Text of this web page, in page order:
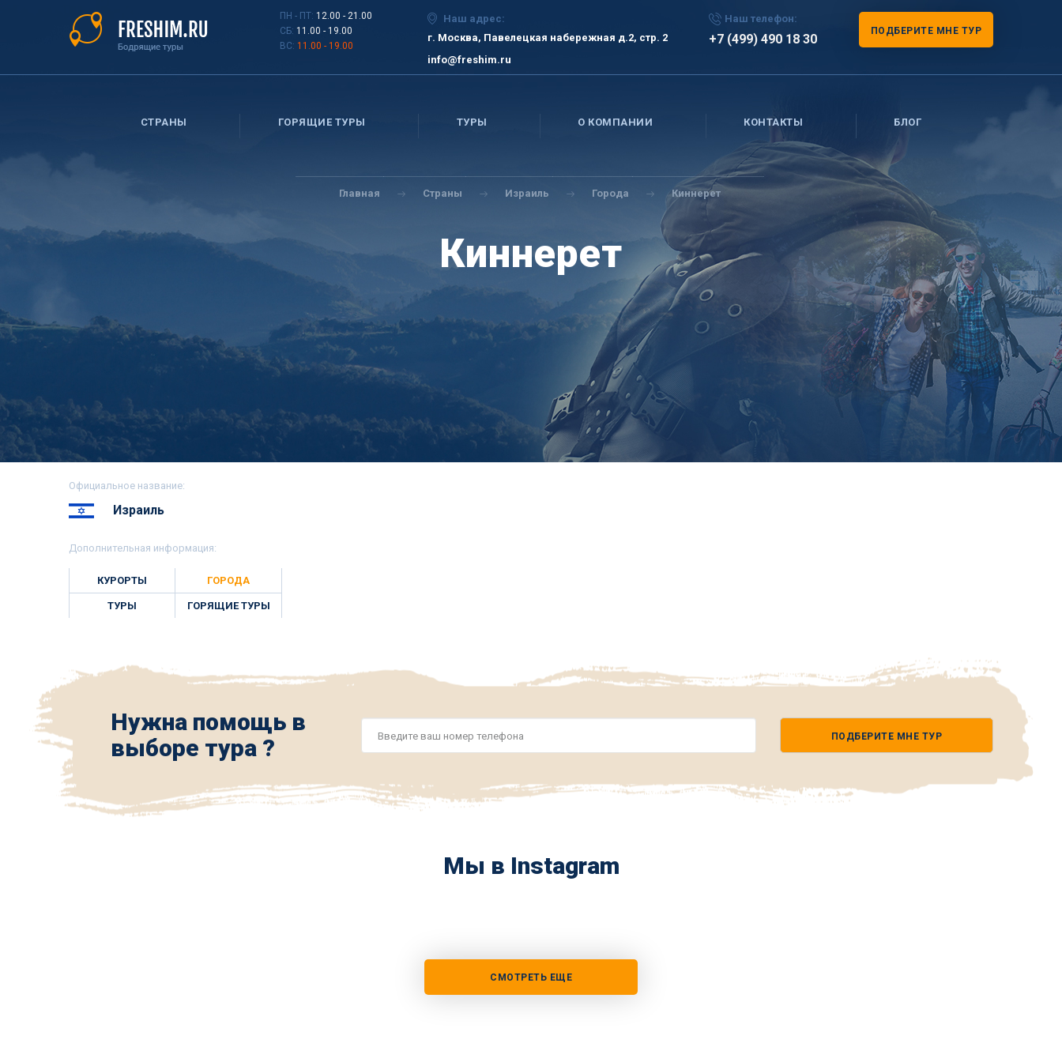
ПН - ПТ: 12.00 - 21.00
СБ: 11.00 - 19.00
ВС: 11.00 - 19.00
Наш адрес:
г. Москва, Павелецкая набережная д.2, стр. 2
info@freshim.ru
Наш телефон:
+7 (499) 490 18 30
ПОДБЕРИТЕ МНЕ ТУР
СТРАНЫ ГОРЯЩИЕ ТУРЫ ТУРЫ О КОМПАНИИ КОНТАКТЫ БЛОГ
Вы
здесь
Главная Страны Израиль Города Киннерет
Киннерет
Официальное название:
Израиль
Дополнительная информация:
КУРОРТЫ ГОРОДА
ТУРЫ ГОРЯЩИЕ ТУРЫ
Нужна помощь в
выборе тура ?
*
ПОДБЕРИТЕ МНЕ ТУР
Мы в Instagram
СМОТРЕТЬ ЕЩЕ